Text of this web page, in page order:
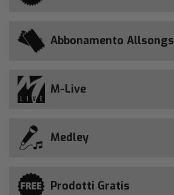
Abbonamento Allsongs
M-Live
Medley
Prodotti Gratis